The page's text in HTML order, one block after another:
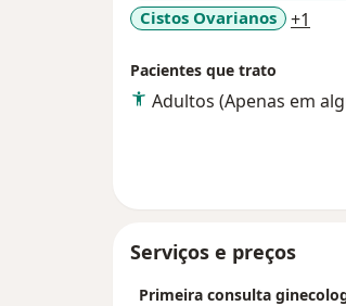
Cistos Ovarianos
+1
Pacientes que trato
Adultos (Apenas em
Serviços e preços
Primeira consulta